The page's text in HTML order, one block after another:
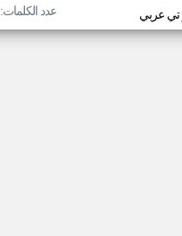
تي عربي عدد الكلمات: ١٠٩